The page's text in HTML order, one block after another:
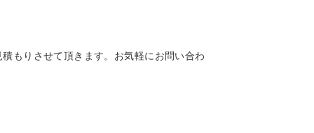
もりさせて頂きます。お気軽にお問い合わ